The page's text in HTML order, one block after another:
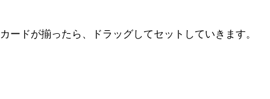
カードが揃ったら、ドラッグしてセットしていきます。